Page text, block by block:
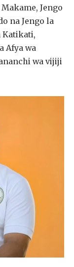
Jengo
na Jengo la
Katikati,
Afya wa
wa vijiji